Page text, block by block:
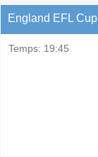
England EFL Cup
Temps: 19:45